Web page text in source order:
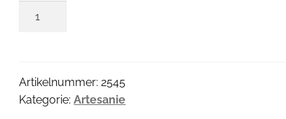
Artikelnummer:2545
Kategorie:Artesanie